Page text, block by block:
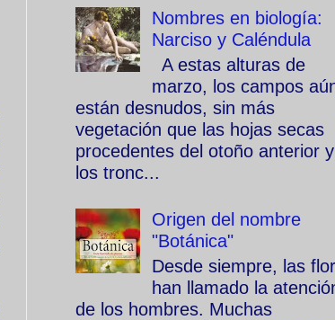
Nombres en biología:
Narciso y Caléndula
A estas alturas de
marzo, los campos
están desnudos, sin más
vegetación que las hojas secas
procedentes del otoño anterior y
los tronc...
Origen del nombre
"Botánica"
Desde siempre, las
han llamado la
de los hombres. Muchas